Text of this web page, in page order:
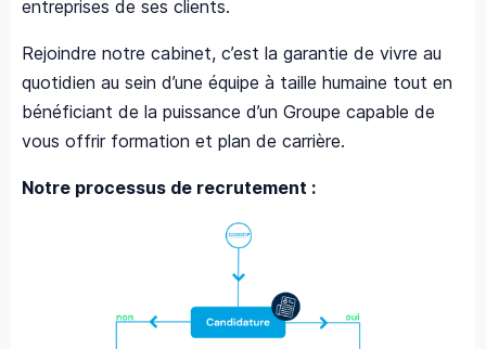
entreprises de ses clients.
Rejoindre notre cabinet, c’est la garantie de vivre au
quotidien au sein d’une équipe à taille humaine tout en
bénéficiant de la puissance d’un Groupe capable de
vous offrir formation et plan de carrière.
Notre processus de recrutement :